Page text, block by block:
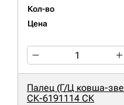
Кол-во
Цена
Палец (Г/Ц ковша-
СК-6191114 СК